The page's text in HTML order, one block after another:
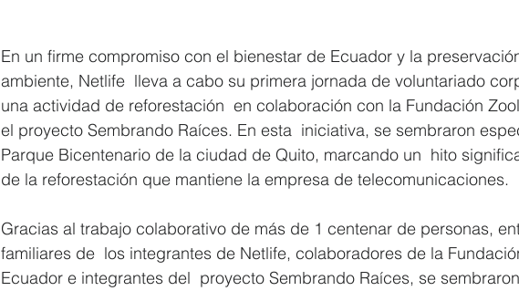
En un firme compromiso con el bienestar de Ecuador y la
ambiente, Netlife  lleva a cabo su primera jornada de voluntariado
una actividad de reforestación  en colaboración con la Fundación
el proyecto Sembrando Raíces. En esta  iniciativa, se sembraron
Parque Bicentenario de la ciudad de Quito, marcando un  hito
de la reforestación que mantiene la empresa de telecomunicaciones.
Gracias al trabajo colaborativo de más de 1 centenar de personas,
familiares de  los integrantes de Netlife, colaboradores de la
Ecuador e integrantes del  proyecto Sembrando Raíces, se